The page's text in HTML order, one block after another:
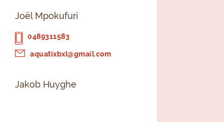
Joël Mpokufuri
0489311583
aquatixbxl@gmail.com
Jakob Huyghe